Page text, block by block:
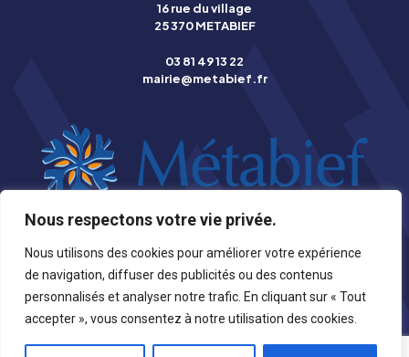
Nous respectons votre vie privée.
Nous utilisons des cookies pour améliorer votre expérience
de navigation, diffuser des publicités ou des contenus
personnalisés et analyser notre trafic. En cliquant sur « Tout
accepter », vous consentez à notre utilisation des cookies.
16 rue du village
25 370 METABIEF
03 81 49 13 22
mairie@metabief.fr
© Copyright 2026 Mairie de Métabief |Mentions légales|
Photographies | Création Stynet